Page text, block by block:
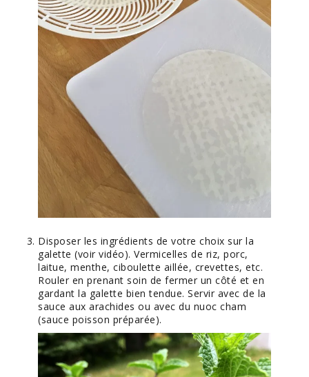
Disposer les ingrédients de votre choix sur la
galette (voir vidéo). Vermicelles de riz, porc,
laitue, menthe, ciboulette aillée, crevettes, etc.
Rouler en prenant soin de fermer un côté et en
gardant la galette bien tendue. Servir avec de la
sauce aux arachides ou avec du nuoc cham
(sauce poisson préparée).